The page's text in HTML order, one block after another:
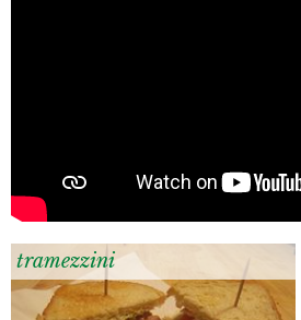
tramezzini